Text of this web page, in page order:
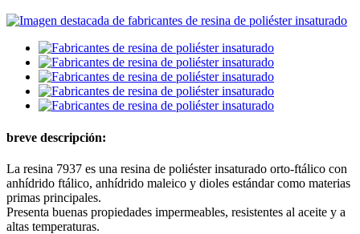
breve descripción:
La resina 7937 es una resina de poliéster insaturado orto-ftálico con
anhídrido ftálico, anhídrido maleico y dioles estándar como materias
primas principales.
Presenta buenas propiedades impermeables, resistentes al aceite y a
altas temperaturas.